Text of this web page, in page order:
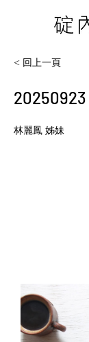
< 回上一頁
20250923
林麗鳳 姊妹